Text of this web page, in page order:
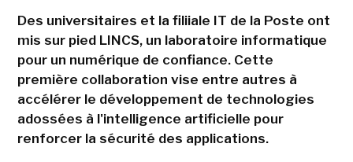
Des universitaires et la filiiale IT de la Poste ont
mis sur pied LINCS, un laboratoire informatique
pour un numérique de confiance. Cette
première collaboration vise entre autres à
accélérer le développement de technologies
adossées à l'intelligence artificielle pour
renforcer la sécurité des applications.